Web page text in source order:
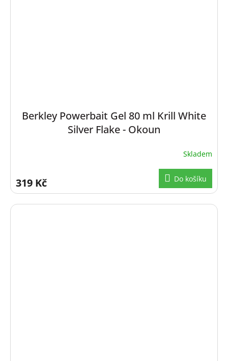
Berkley Powerbait Gel 80 ml Krill White
Silver Flake - Okoun
Skladem
319 Kč Do košíku